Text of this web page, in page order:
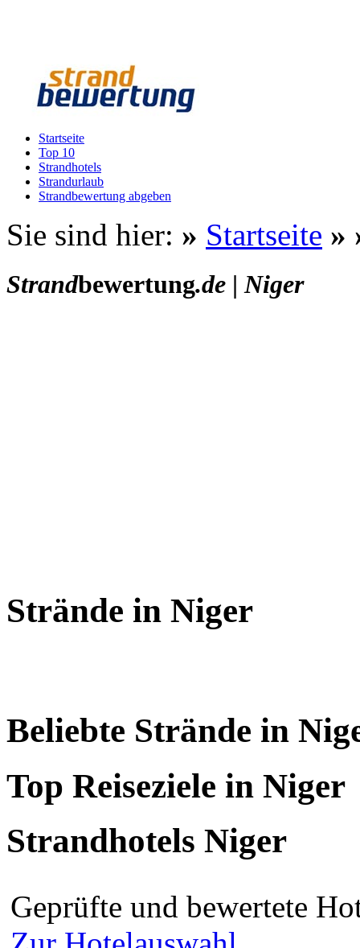
Startseite
Top 10
Strandhotels
Strandurlaub
Strandbewertung abgeben
Sie sind hier: » Startseite »
Strandbewertung.de |Niger
Strände in Niger
Beliebte Strände in
Top Reiseziele in Niger
Strandhotels Niger
Geprüfte und bewertete